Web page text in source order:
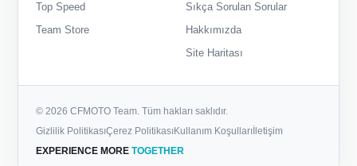
Top Speed
Team Store
Sıkça Sorulan Sorular
Hakkımızda
Site Haritası
© 2026 CFMOTO Team. Tüm hakları saklıdır.
Gizlilik PolitikasıÇerez PolitikasıKullanım Koşulları İletişim
EXPERIENCE MORE TOGETHER